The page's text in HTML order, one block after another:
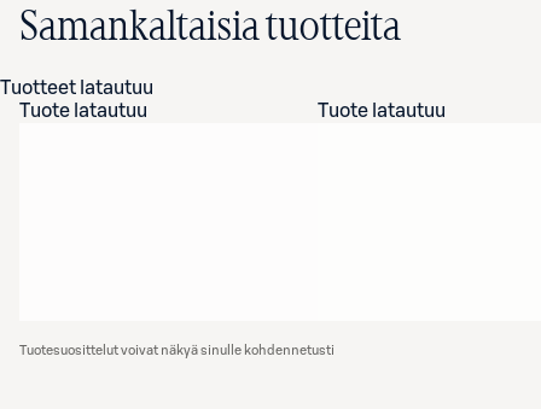
Samankaltaisia tuotteita
Tuotteet latautuu
Tuote latautuu
Tuote latautuu
Tuotesuosittelut voivat näkyä sinulle kohdennetusti